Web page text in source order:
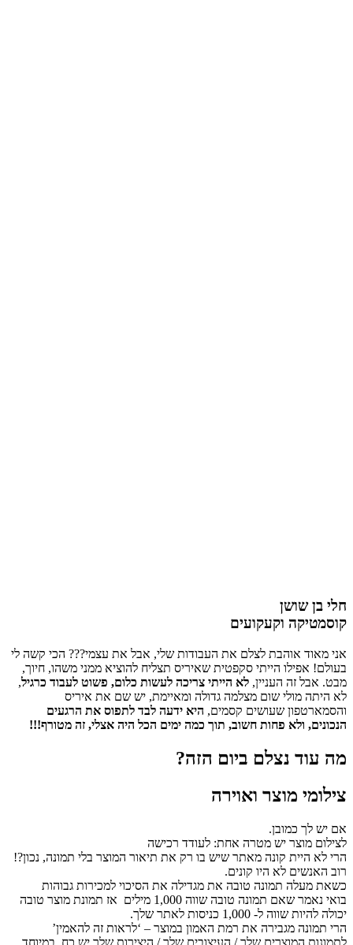
חלי בן שושן
קוסמטיקה וקעקועים
אני מאוד אוהבת לצלם את העבודות שלי, אבל את עצמי??? הכי קשה לי
בעולם! אפילו הייתי סקפטית שאיריס תצליח להוציא ממני משהו, חיוך,
מבט. אבל זה העניין, לא הייתי צריכה לעשות כלום, פשוט לעבוד כרגיל,
לא היתה מולי שום מצלמה גדולה ומאיימת, יש שם את איריס
והסמארטפון שעושים קסמים, היא ידעה לבד לתפוס את הרגעים
הנכונים, ולא פחות חשוב, תוך כמה ימים הכל היה אצלי, זה מטורף!!!
מה עוד נצלם ביום הזה?
צילומי מוצר ואוירה
אם יש לך כמובן.
לצילום מוצר יש מטרה אחת: לעודד רכישה
הרי לא היית קונה מאתר שיש בו רק את תיאור המוצר בלי תמונה, נכון?!
רוב האנשים לא היו קונים.
כשאת מעלה תמונה טובה את מגדילה את הסיכוי למכירות גבוהות
בואי נאמר שאם תמונה טובה שווה 1,000 מילים אז תמונת מוצר טובה
יכולה להיות שווה ל- 1,000 כניסות לאתר שלך.
הרי תמונה מגבירה את רמת האמון במוצר – ‘לראות זה להאמין’
לתמונות המוצרים שלך / העיצובים שלך / היצירות שלך יש כח, במיוחד